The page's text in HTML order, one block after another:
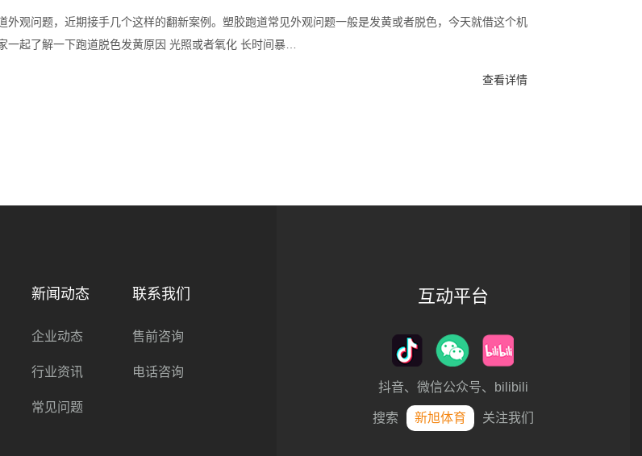
外观问题，近期接手几个这样的翻新案例。塑胶跑道常见外观问题一般是发黄或者脱色，今天就借这个机
一起了解一下跑道脱色发黄原因 光照或者氧化 长时间暴…
查看详情
新闻动态
企业动态
行业资讯
常见问题
联系我们
售前咨询
电话咨询
互动平台
抖音、微信公众号、bilibili
搜索 新旭体育 关注我们